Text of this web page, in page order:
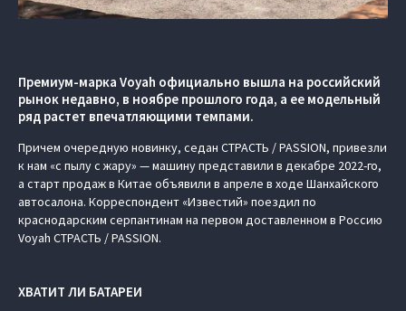
Премиум-марка Voyah официально вышла на российский
рынок недавно, в ноябре прошлого года, а ее модельный
ряд растет впечатляющими темпами.
Причем очередную новинку, седан СТРАСТЬ / PASSION, привезли
к нам «с пылу с жару» — машину представили в декабре 2022-го,
а старт продаж в Китае объявили в апреле в ходе Шанхайского
автосалона. Корреспондент «Известий» поездил по
краснодарским серпантинам на первом доставленном в Россию
Voyah СТРАСТЬ / PASSION.
ХВАТИТ ЛИ БАТАРЕИ